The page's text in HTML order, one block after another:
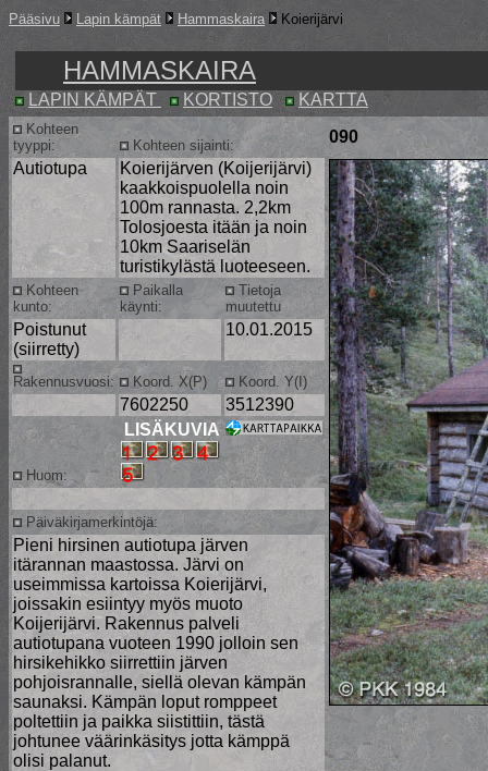
Pääsivu Lapin kämpät Hammaskaira Koierijärvi
HAMMASKAIRA
LAPIN KÄMPÄT KORTISTO KARTTA
Kohteen
tyyppi:
Kohteen sijainti:
090
Autiotupa
Koierijärven (Koijerijärvi)
kaakkoispuolella noin
100m rannasta. 2,2km
Tolosjoesta itään ja noin
10km Saariselän
turistikylästä luoteeseen.
Kohteen
kunto:
Paikalla
käynti:
Tietoja
muutettu
Poistunut
(siirretty)
10.01.2015
Rakennusvuosi: Koord. X(P) Koord. Y(I)
7602250 3512390
Huom:
LISÄKUVIA
Päiväkirjamerkintöjä:
Pieni hirsinen autiotupa järven
itärannan maastossa. Järvi on
useimmissa kartoissa Koierijärvi,
joissakin esiintyy myös muoto
Koijerijärvi. Rakennus palveli
autiotupana vuoteen 1990 jolloin sen
hirsikehikko siirrettiin järven
pohjoisrannalle, siellä olevan kämpän
saunaksi. Kämpän loput romppeet
poltettiin ja paikka siistittiin, tästä
johtunee väärinkäsitys jotta kämppä
olisi palanut.